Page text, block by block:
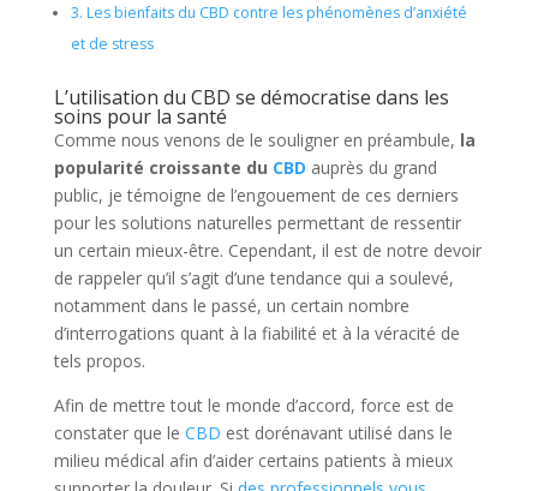
3. Les bienfaits du CBD contre les phénomènes d’anxiété
et de stress
L’utilisation du CBD se démocratise dans les
soins pour la santé
Comme nous venons de le souligner en préambule, la
popularité croissante du CBD auprès du grand
public, je témoigne de l’engouement de ces derniers
pour les solutions naturelles permettant de ressentir
un certain mieux-être. Cependant, il est de notre devoir
de rappeler qu’il s’agit d’une tendance qui a soulevé,
notamment dans le passé, un certain nombre
d’interrogations quant à la fiabilité et à la véracité de
tels propos.
Afin de mettre tout le monde d’accord, force est de
constater que le CBD est dorénavant utilisé dans le
milieu médical afin d’aider certains patients à mieux